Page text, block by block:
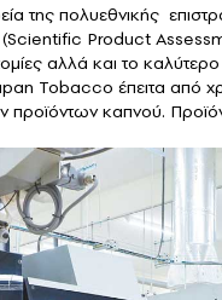
της πολυεθνικής
(Scientific Product
αλλά και το
Tobacco έπειτα από
προϊόντων καπνού.